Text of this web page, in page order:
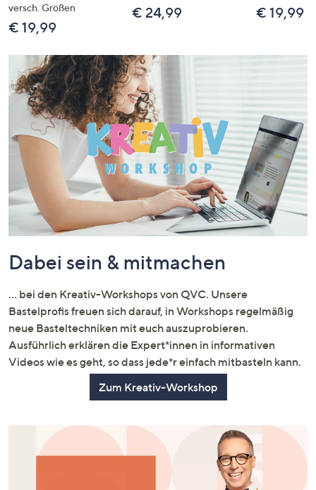
versch. Größen
€ 19,99
€ 24,99 € 19,99
Dabei sein & mitmachen
... bei den Kreativ-Workshops von QVC. Unsere
Bastelprofis freuen sich darauf, in Workshops regelmäßig
neue Basteltechniken mit euch auszuprobieren.
Ausführlich erklären die Expert*innen in informativen
Videos wie es geht, so dass jede*r einfach mitbasteln kann.
Zum Kreativ-Workshop